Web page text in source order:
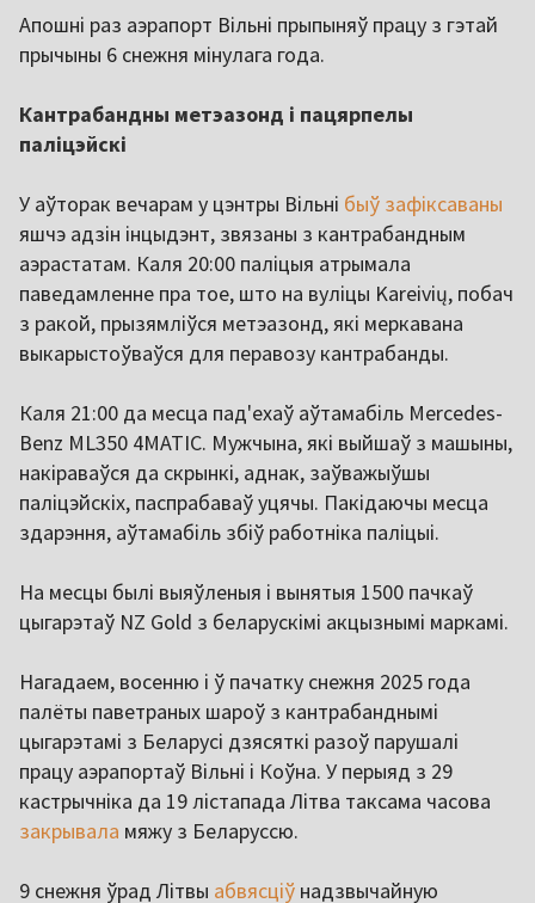
Апошні раз аэрапорт Вільні прыпыняў працу з гэтай
прычыны 6 снежня мінулага года.
Кантрабандны метэазонд і пацярпелы
паліцэйскі
У аўторак вечарам у цэнтры Вільні быў зафіксаваны
яшчэ адзін інцыдэнт, звязаны з кантрабандным
аэрастатам. Каля 20:00 паліцыя атрымала
паведамленне пра тое, што на вуліцы Kareivių, побач
з ракой, прызямліўся метэазонд, які меркавана
выкарыстоўваўся для перавозу кантрабанды.
Каля 21:00 да месца пад'ехаў аўтамабіль Mercedes-
Benz ML350 4MATIC. Мужчына, які выйшаў з машыны,
накіраваўся да скрынкі, аднак, заўважыўшы
паліцэйскіх, паспрабаваў уцячы. Пакідаючы месца
здарэння, аўтамабіль збіў работніка паліцыі.
На месцы былі выяўленыя і вынятыя 1500 пачкаў
цыгарэтаў NZ Gold з беларускімі акцызнымі маркамі.
Нагадаем, восенню і ў пачатку снежня 2025 года
палёты паветраных шароў з кантрабанднымі
цыгарэтамі з Беларусі дзясяткі разоў парушалі
працу аэрапортаў Вільні і Коўна. У перыяд з 29
кастрычніка да 19 лістапада Літва таксама часова
закрывала мяжу з Беларуссю.
9 снежня ўрад Літвы абвясціў надзвычайную